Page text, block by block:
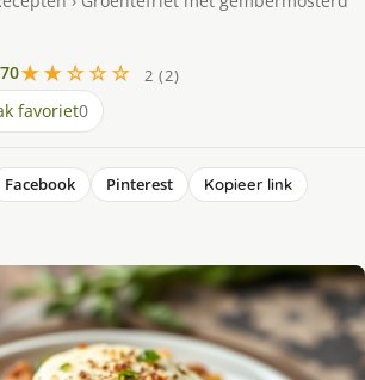
★★☆☆☆
2 (2)
favoriet0
Facebook Pinterest
Kopieer link